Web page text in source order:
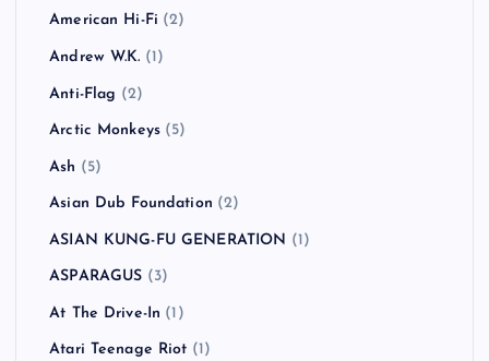
American Hi-Fi (2)
Andrew W.K. (1)
Anti-Flag (2)
Arctic Monkeys (5)
Ash (5)
Asian Dub Foundation (2)
ASIAN KUNG-FU GENERATION (1)
ASPARAGUS (3)
At The Drive-In (1)
Atari Teenage Riot (1)